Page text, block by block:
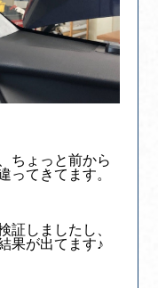
ちょっと前から
ってきてます。
証しましたし、
果が出てます♪